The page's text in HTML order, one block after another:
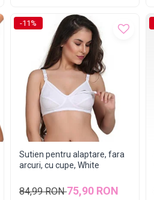
-11%
Sutien pentru alaptare, fara
arcuri, cu cupe, White
84,99 RON75,90 RON